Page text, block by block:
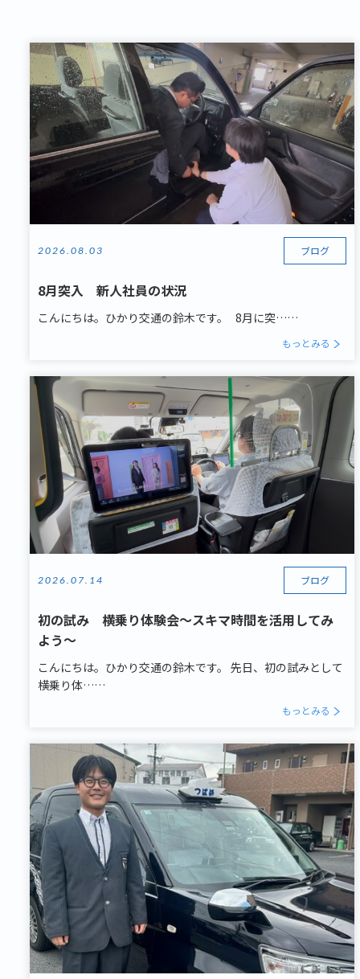
2026.08.03 ブログ
8月突入 新人社員の状況
こんにちは。ひかり交通の鈴木です。 8月に突……
もっとみる
2026.07.14 ブログ
初の試み 横乗り体験会～スキマ時間を活用してみ
よう～
こんにちは。ひかり交通の鈴木です。 先日、初の試みとして
横乗り体……
もっとみる